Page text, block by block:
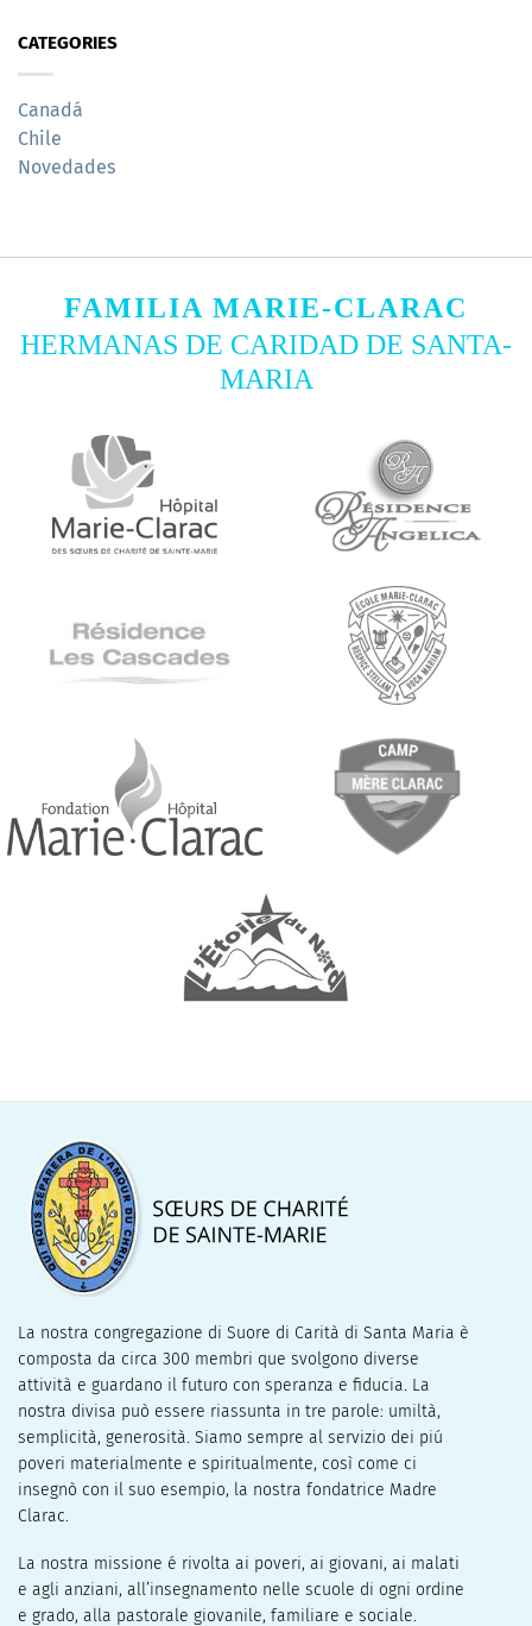
CATEGORIES
Canadá
Chile
Novedades
FAMILIA MARIE-CLARAC
HERMANAS DE CARIDAD DE SANTA-
MARIA
La nostra congregazione di Suore di Carità di Santa Maria è
composta da circa 300 membri que svolgono diverse
attività e guardano il futuro con speranza e fiducia. La
nostra divisa può essere riassunta in tre parole: umiltà,
semplicità, generosità. Siamo sempre al servizio dei piú
poveri materialmente e spiritualmente, così come ci
insegnò con il suo esempio, la nostra fondatrice Madre
Clarac.
La nostra missione é rivolta ai poveri, ai giovani, ai malati
e agli anziani, all’insegnamento nelle scuole di ogni ordine
e grado, alla pastorale giovanile, familiare e sociale.